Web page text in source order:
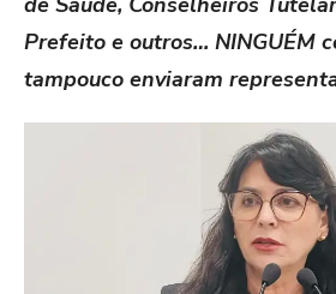
Prefeito e outros… NINGUÉM
tampouco enviaram